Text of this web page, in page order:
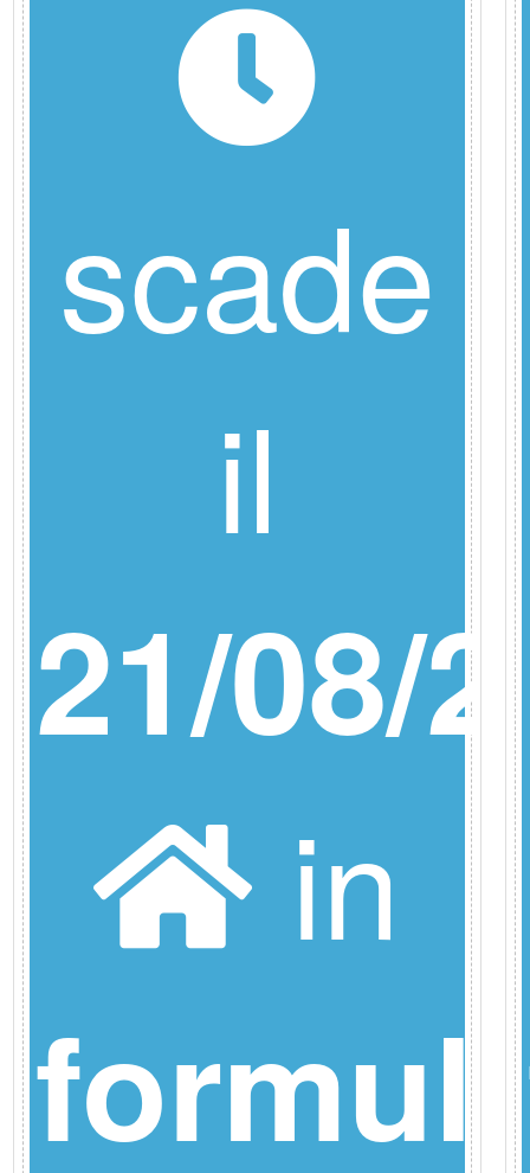
scade
il
21/08/
in